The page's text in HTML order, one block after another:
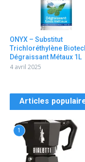
ONYX – Substitut
Trichloréthylène
Dégraissant Métaux 1L
4 avril 2025
Articles
1